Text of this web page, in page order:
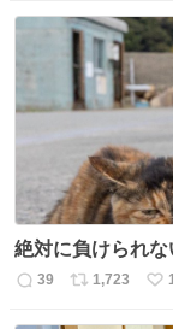
数
ス
ト
数
ね
数
絶対に負けられ
返
39
リ
1,723
い